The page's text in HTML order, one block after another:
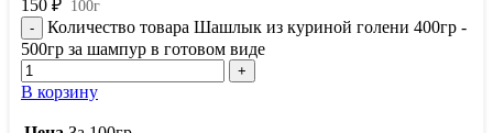
150 ₽ 100г
Количество товара Шашлык из куриной голени 400гр -
500гр за шампур в готовом виде
В корзину